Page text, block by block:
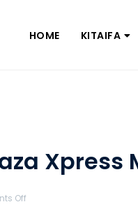
HOME KITAIFA
Xpress
Off